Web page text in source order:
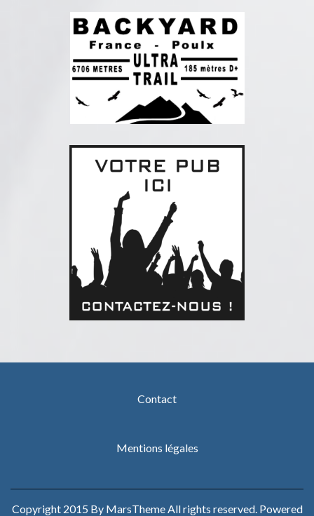
Contact
Mentions légales
Copyright 2015 By MarsTheme All rights reserved. Powered